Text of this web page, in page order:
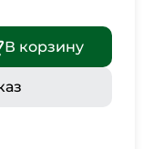
В корзину